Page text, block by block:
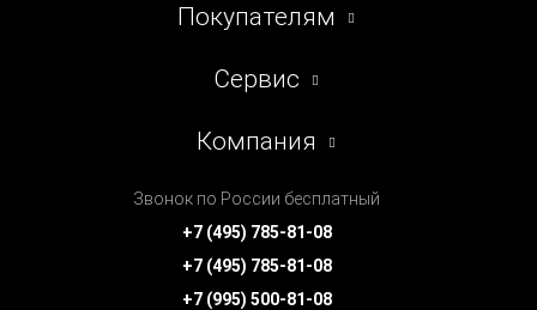
Покупателям
Сервис
Компания
Звонок по России бесплатный
+7 (495) 785-81-08
+7 (495) 785-81-08
+7 (995) 500-81-08